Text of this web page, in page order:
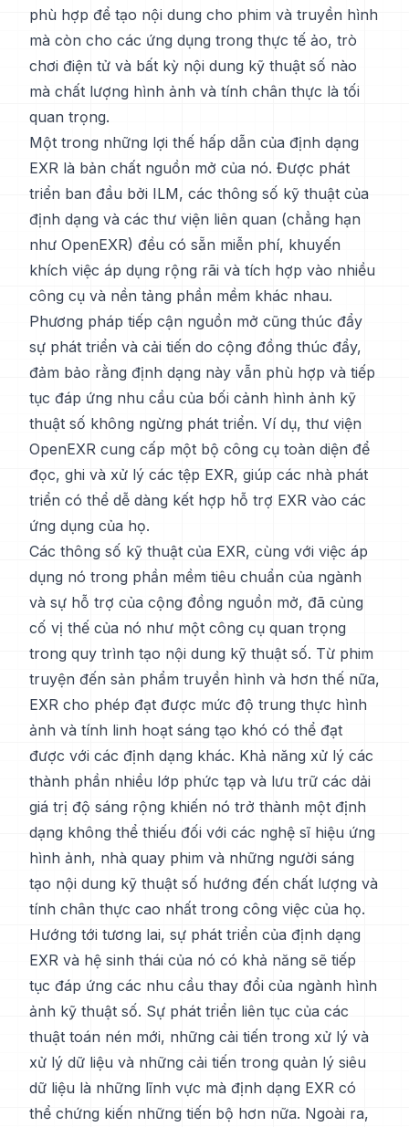
phù hợp để tạo nội dung cho phim và truyền hình
mà còn cho các ứng dụng trong thực tế ảo, trò
chơi điện tử và bất kỳ nội dung kỹ thuật số nào
mà chất lượng hình ảnh và tính chân thực là tối
quan trọng.
Một trong những lợi thế hấp dẫn của định dạng
EXR là bản chất nguồn mở của nó. Được phát
triển ban đầu bởi ILM, các thông số kỹ thuật của
định dạng và các thư viện liên quan (chẳng hạn
như OpenEXR) đều có sẵn miễn phí, khuyến
khích việc áp dụng rộng rãi và tích hợp vào nhiều
công cụ và nền tảng phần mềm khác nhau.
Phương pháp tiếp cận nguồn mở cũng thúc đẩy
sự phát triển và cải tiến do cộng đồng thúc đẩy,
đảm bảo rằng định dạng này vẫn phù hợp và tiếp
tục đáp ứng nhu cầu của bối cảnh hình ảnh kỹ
thuật số không ngừng phát triển. Ví dụ, thư viện
OpenEXR cung cấp một bộ công cụ toàn diện để
đọc, ghi và xử lý các tệp EXR, giúp các nhà phát
triển có thể dễ dàng kết hợp hỗ trợ EXR vào các
ứng dụng của họ.
Các thông số kỹ thuật của EXR, cùng với việc áp
dụng nó trong phần mềm tiêu chuẩn của ngành
và sự hỗ trợ của cộng đồng nguồn mở, đã củng
cố vị thế của nó như một công cụ quan trọng
trong quy trình tạo nội dung kỹ thuật số. Từ phim
truyện đến sản phẩm truyền hình và hơn thế nữa,
EXR cho phép đạt được mức độ trung thực hình
ảnh và tính linh hoạt sáng tạo khó có thể đạt
được với các định dạng khác. Khả năng xử lý các
thành phần nhiều lớp phức tạp và lưu trữ các dải
giá trị độ sáng rộng khiến nó trở thành một định
dạng không thể thiếu đối với các nghệ sĩ hiệu ứng
hình ảnh, nhà quay phim và những người sáng
tạo nội dung kỹ thuật số hướng đến chất lượng và
tính chân thực cao nhất trong công việc của họ.
Hướng tới tương lai, sự phát triển của định dạng
EXR và hệ sinh thái của nó có khả năng sẽ tiếp
tục đáp ứng các nhu cầu thay đổi của ngành hình
ảnh kỹ thuật số. Sự phát triển liên tục của các
thuật toán nén mới, những cải tiến trong xử lý và
xử lý dữ liệu và những cải tiến trong quản lý siêu
dữ liệu là những lĩnh vực mà định dạng EXR có
thể chứng kiến những tiến bộ hơn nữa. Ngoài ra,